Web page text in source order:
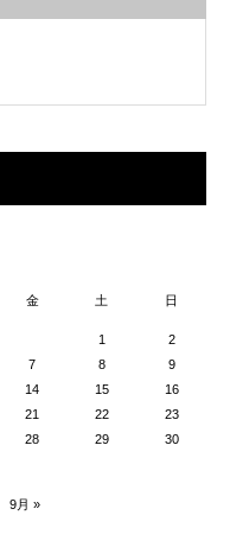
金 土 日
1
2
7 8
9
14 15
16
21 22
23
28 29
30
9月 »